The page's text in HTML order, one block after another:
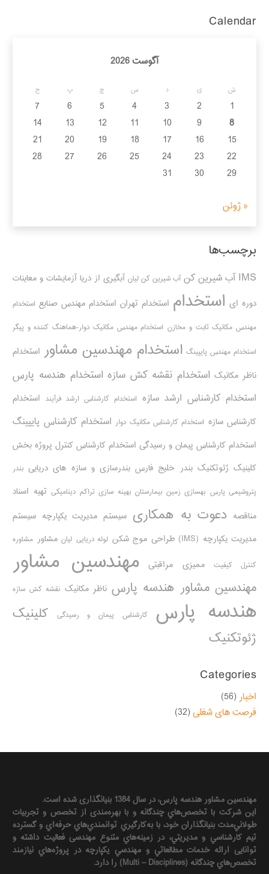
Calendar
آگوست 2026
ش ی د س چ پ ج
1
2
3
4
5
6
7
8
9
10
11
12
13
14
15
16
17
18
19
20
21
22
23
24
25
26
27
28
29
30
31
« ژوئن
برچسب‌ها
IMS آب شیرین کن آب شیرین کن لیان آبگیری از دریا آزمایشات و معاینات
دوره ای استخدام استخدام تهران استخدام مهندس صنایع استخدام
مهندس مکانیک ثابت و مخازن استخدام مهندس مکانیک دوار-هماهنگ کننده و پیگر
استخدام مهندس پایپینگ استخدام مهندسین مشاور استخدام
ناظر مکانیک استخدام نقشه کش سازه استخدام هندسه پارس
استخدام کارشناس ارشد سازه استخدام کارشناس ارشد فرآیند استخدام
کارشناس سازه استخدام کارشناس مکانیک دوار استخدام کارشناس پایپینگ
استخدام کارشناس پیمان و رسیدگی استخدام کارشناس کنترل پروژه بخش
کلینیک ژئوتکنیک بندر خلیج فارس بندرسازی و سازه های دریایی بندر
پتروشیمی پارس بهسازی زمین بیمارستان بهینه سازی تراکم دینامیکی تهیه اسناد
مناقصه دعوت به همکاری سیستم مدیریت یکپارچه سیستم
مدیریت یکپارچه (IMS)
طراحی موج شکن لوله دریایی لیان مشاور مشاوره
کنترل کیفیت ممیزی مراقبتی مهندسین مشاور
مهندسین مشاور هندسه پارس ناظر مکانیک نقشه کش سازه
هندسه پارس کارشناس پیمان و رسیدگی
کلینیک
ژئوتکنیک
Categories
اخبار (56)
فرصت های شغلی (32)
مهندسين مشاور هندسه‌ پارس، در سال 1384 بنیانگذاری شده است.
این شرکت با تخصص‌هاي چندگانه و با بهره‌مندی از تخصص و تجربيات
طولاني‌مدت بنيانگذاران خود، با به‌كارگيري توانمندي‌هاي حرفه‌اي و گسترده
تيم كارشناسي و مديريتي، در زمينه‌هاي متنوع مهندسی فعاليت داشته و
توانایی ارائه خدمات مطالعاتي و مهندسي يكپارچه در پروژه‌هاي نيازمند
تخصص‌هاي چندگانه (Multi – Disciplines) را دارد.